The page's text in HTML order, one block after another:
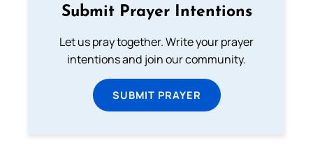
Submit Prayer Intentions
Let us pray together. Write your prayer
intentions and join our community.
SUBMIT PRAYER